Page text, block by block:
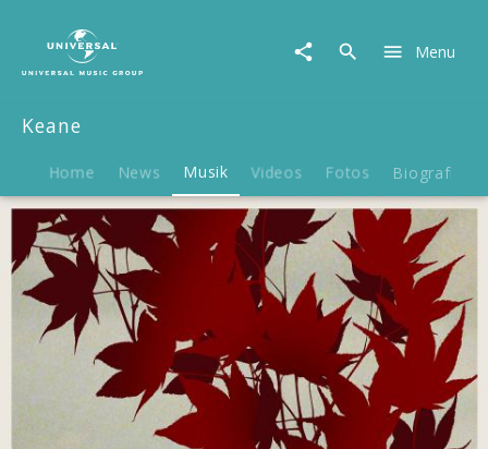
Only
Menu
Keane
Home News Musik Videos Fotos Biografie